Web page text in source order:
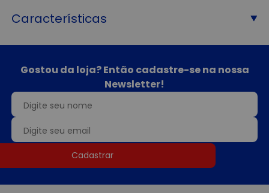
Características
Gostou da loja? Então cadastre-se na nossa
Newsletter!
Cadastrar